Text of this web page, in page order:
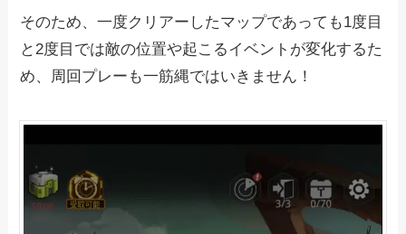
そのため、一度クリアーしたマップであっても1度目
と2度目では敵の位置や起こるイベントが変化するた
め、周回プレーも一筋縄ではいきません！